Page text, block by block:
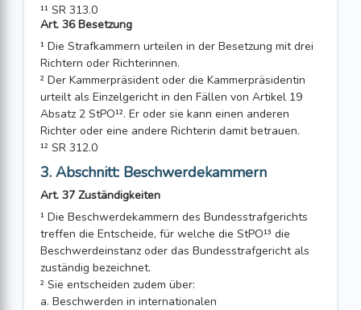
¹¹ SR 313.0
Art. 36 Besetzung
¹ Die Strafkammern urteilen in der Besetzung mit drei
Richtern oder Richterinnen.
² Der Kammerpräsident oder die Kammerpräsidentin
urteilt als Einzelgericht in den Fällen von Artikel 19
Absatz 2 StPO¹². Er oder sie kann einen anderen
Richter oder eine andere Richterin damit betrauen.
¹² SR 312.0
3. Abschnitt: Beschwerdekammern
Art. 37 Zuständigkeiten
¹ Die Beschwerdekammern des Bundesstrafgerichts
treffen die Entscheide, für welche die StPO¹³ die
Beschwerdeinstanz oder das Bundesstrafgericht als
zuständig bezeichnet.
² Sie entscheiden zudem über:
a. Beschwerden in internationalen